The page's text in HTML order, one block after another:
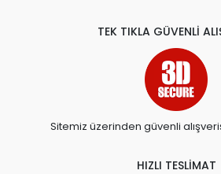
TEK TIKLA GÜVENLİ
Sitemiz üzerinden güvenli
HIZLI TESLİMAT